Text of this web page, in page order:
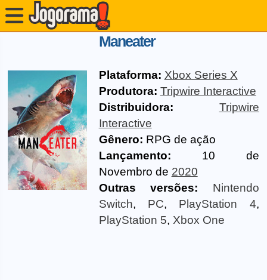
Maneater
Plataforma: Xbox Series X
Produtora: Tripwire Interactive
Distribuidora:
Tripwire
Interactive
Gênero: RPG de ação
Lançamento: 10 de
Novembro de 2020
Outras versões:
Nintendo
Switch, PC, PlayStation 4,
PlayStation 5, Xbox One